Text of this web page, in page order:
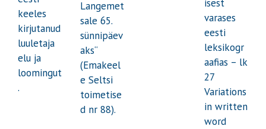
keeles
kirjutanud
luuletaja
elu ja
loomingut
.
Langemet
sale 65.
sünnipäev
aks“
(Emakeel
e Seltsi
toimetise
d nr 88).
isest
varases
eesti
leksikogr
aafias – lk
27
Variations
in written
word